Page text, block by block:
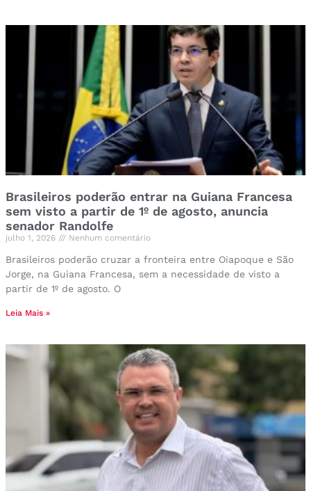
Brasileiros poderão entrar na Guiana Francesa
sem visto a partir de 1º de agosto, anuncia
senador Randolfe
julho 1, 2026 Nenhum comentário
Brasileiros poderão cruzar a fronteira entre Oiapoque e São
Jorge, na Guiana Francesa, sem a necessidade de visto a
partir de 1º de agosto. O
Leia Mais »